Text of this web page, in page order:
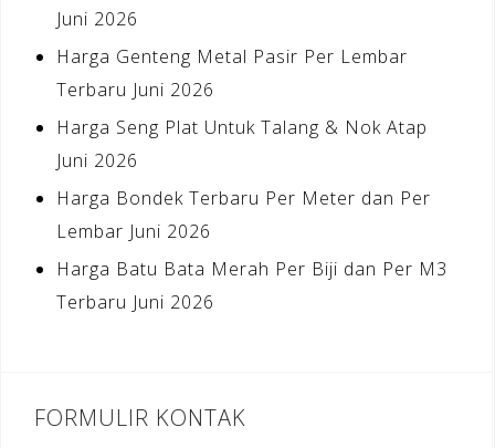
Juni 2026
Harga Genteng Metal Pasir Per Lembar
Terbaru Juni 2026
Harga Seng Plat Untuk Talang & Nok Atap
Juni 2026
Harga Bondek Terbaru Per Meter dan Per
Lembar Juni 2026
Harga Batu Bata Merah Per Biji dan Per M3
Terbaru Juni 2026
FORMULIR KONTAK